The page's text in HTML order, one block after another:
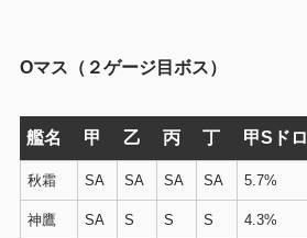
Oマス（２ゲージ目ボス）
艦名 甲 乙 丙 丁 甲Sド
秋霜 SA SA SA SA 5.7%
神鷹 SA S S S 4.3%